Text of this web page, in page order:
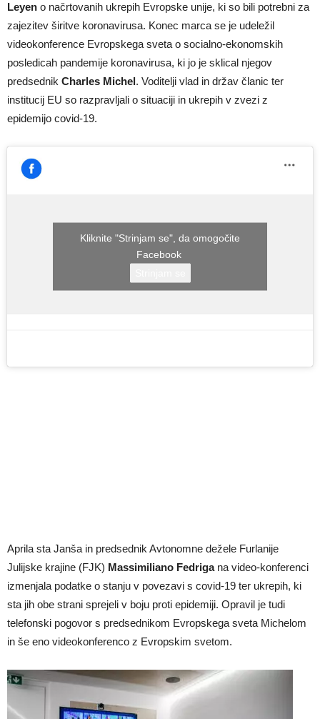
Leyen o načrtovanih ukrepih Evropske unije, ki so bili potrebni za
zajezitev širitve koronavirusa. Konec marca se je udeležil
videokonference Evropskega sveta o socialno-ekonomskih
posledicah pandemije koronavirusa, ki jo je sklical njegov
predsednik Charles Michel. Voditelji vlad in držav članic ter
institucij EU so razpravljali o situaciji in ukrepih v zvezi z
epidemijo covid-19.
Kliknite "Strinjam se", da omogočite
Facebook
Aprila sta Janša in predsednik Avtonomne dežele Furlanije
Julijske krajine (FJK) Massimiliano Fedrigana video-konferenci
izmenjala podatke o stanju v povezavi s covid-19 ter ukrepih, ki
sta jih obe strani sprejeli v boju proti epidemiji. Opravil je tudi
telefonski pogovor s predsednikom Evropskega sveta Michelom
in še eno videokonferenco z Evropskim svetom.